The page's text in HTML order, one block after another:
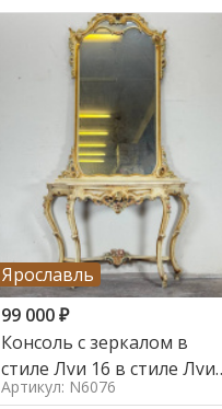
Ярославль
99 000₽
Консоль с зеркалом в
стиле Луи 16 в стиле Луи
16, Италия,
Артикул: N6076